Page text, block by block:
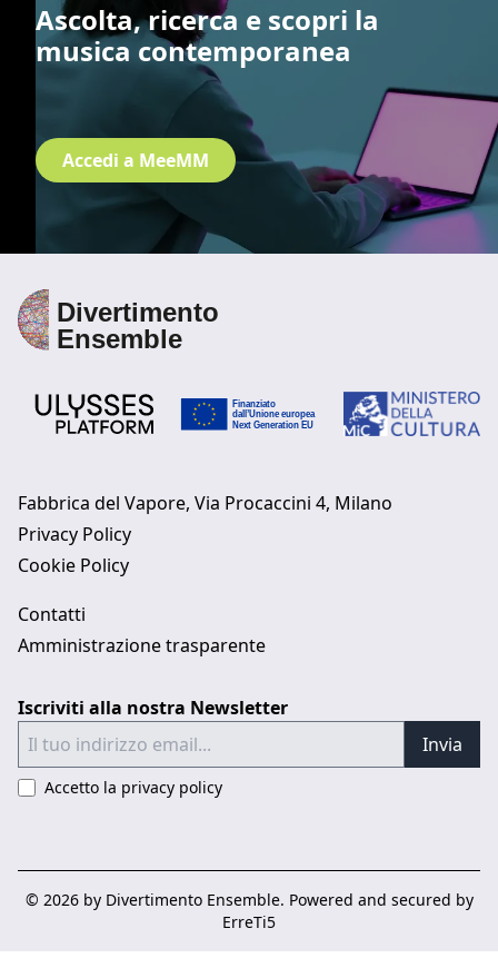
Ascolta, ricerca e scopri la
musica contemporanea
Accedi a MeeMM
Fabbrica del Vapore, Via Procaccini 4, Milano
Privacy Policy
Cookie Policy
Contatti
Amministrazione trasparente
Iscriviti alla nostra Newsletter
Invia
Accetto la privacy policy
© 2026 by Divertimento Ensemble. Powered and secured by
ErreTi5